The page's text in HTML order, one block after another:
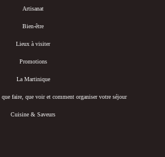
Artisanat
Bien-être
Lieux à visiter
Promotions
La Martinique
faire, que voir et comment organiser votre séjour
Cuisine & Saveurs